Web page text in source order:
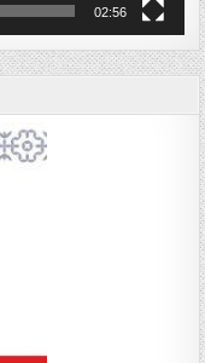
02:56